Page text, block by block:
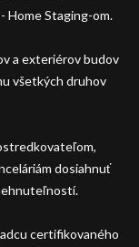
Home Staging-om.
a exteriérov budov
všetkých druhov
dosiahnuť
certifikovaného